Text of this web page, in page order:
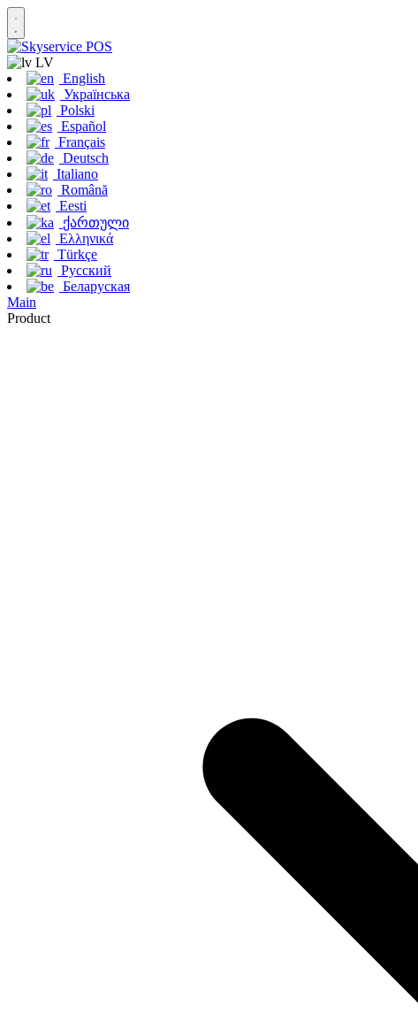
LV
English
Українська
Polski
Español
Français
Deutsch
Italiano
Română
Eesti
ქართული
Ελληνικά
Türkçe
Русский
Беларуская
Main
Product